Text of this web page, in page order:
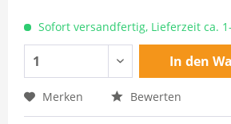
Sofort versandfertig, Lieferzeit ca.
In den
Merken Bewerten